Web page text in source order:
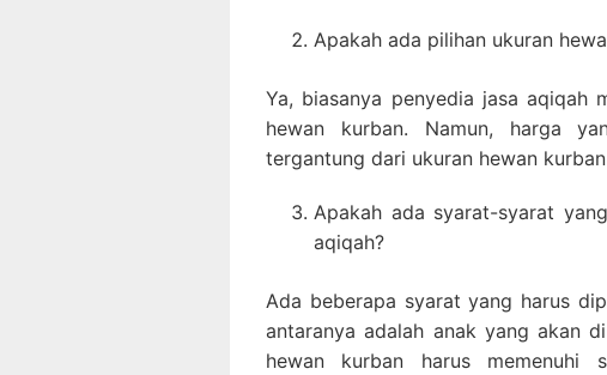
Apakah ada pilihan ukuran
Ya, biasanya penyedia jasa aqiqah
hewan kurban. Namun, harga
tergantung dari ukuran hewan
Apakah ada syarat-syarat
aqiqah?
Ada beberapa syarat yang harus
antaranya adalah anak yang akan
hewan kurban harus memenuhi